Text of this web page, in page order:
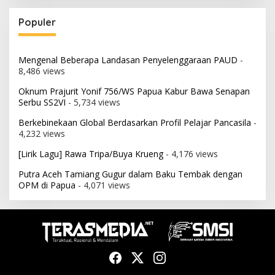
Populer
Mengenal Beberapa Landasan Penyelenggaraan PAUD -
8,486 views
Oknum Prajurit Yonif 756/WS Papua Kabur Bawa Senapan
Serbu SS2VI - 5,734 views
Berkebinekaan Global Berdasarkan Profil Pelajar Pancasila -
4,232 views
[Lirik Lagu] Rawa Tripa/Buya Krueng- 4,176 views
Putra Aceh Tamiang Gugur dalam Baku Tembak dengan
OPM di Papua - 4,071 views